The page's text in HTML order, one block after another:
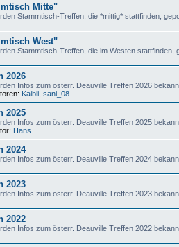
Mitte"
Stammtisch-Treffen, die *mittig* stattfinden,
West"
Stammtisch-Treffen, die im Westen stattfinden,
2026
Infos zum österr. Deauville Treffen 2026
Kaibii sani_08
2025
Infos zum österr. Deauville Treffen 2025
Hans
2024
Infos zum österr. Deauville Treffen 2024
2023
Infos zum österr. Deauville Treffen 2023
2022
Infos zum österr. Deauville Treffen 2022